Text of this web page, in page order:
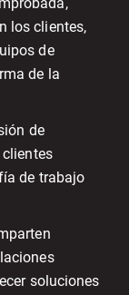
los clientes,
de
de la
de
de trabajo
soluciones